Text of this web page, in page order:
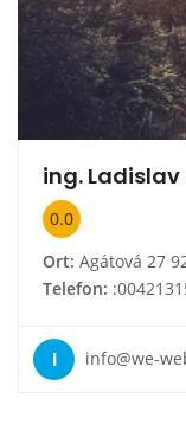
ing.
0.0
Ort: Agátová 27
Telefon:
I info@we-